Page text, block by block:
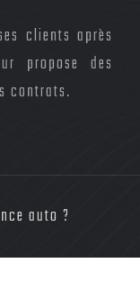
clients après
propose des
contrats.
auto ?